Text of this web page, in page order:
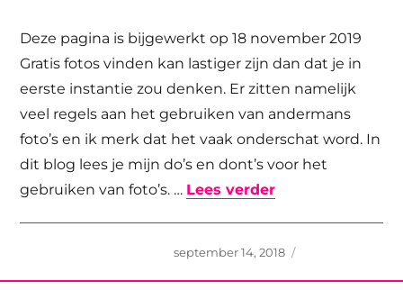
Deze pagina is bijgewerkt op 18 november 2019
Gratis fotos vinden kan lastiger zijn dan dat je in
eerste instantie zou denken. Er zitten namelijk
veel regels aan het gebruiken van andermans
foto’s en ik merk dat het vaak onderschat word. In
dit blog lees je mijn do’s en dont’s voor het
gebruiken van foto’s. … Lees verder“Gratis fotos
Geplaatst
september 14, 2018